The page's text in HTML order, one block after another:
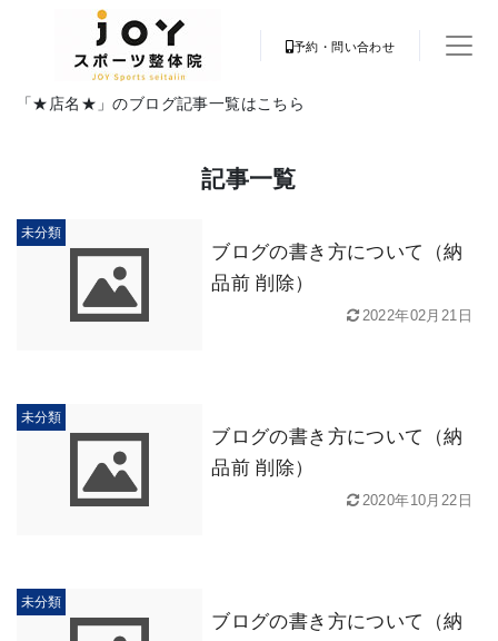
予約・問い合わせ
「★店名★」のブログ記事一覧はこちら
記事一覧
未分類
ブログの書き方について（納
品前 削除）
2022年02月21日
未分類
ブログの書き方について（納
品前 削除）
2020年10月22日
未分類
ブログの書き方について（納